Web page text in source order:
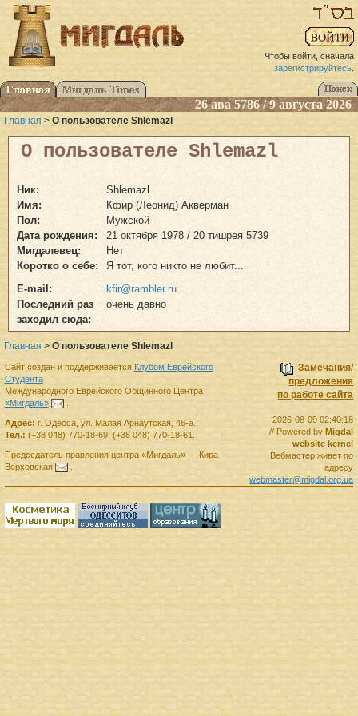
Чтобы войти, сначала
зарегистрируйтесь.
26 ава 5786 / 9 августа 2026
Главная > О пользователе Shlemazl
О пользователе Shlemazl
Ник:
Shlemazl
Имя:
Кфир (Леонид) Акверман
Пол:
Мужской
Дата рождения:
21 октября 1978 / 20 тишрея 5739
Мигдалевец:
Нет
Коротко о себе:
Я тот, кого никто не любит...
E-mail:
kfir@rambler.ru
Последний раз
заходил сюда:
очень давно
Главная > О пользователе Shlemazl
Замечания/
предложения
по работе сайта
2026-08-09 02:40:18
// Powered byMigdal
website kernel
Вебмастер живет по
адресу
webmaster@migdal.org.ua
Сайт создан и поддерживается Клубом Еврейского
Студента
Международного Еврейского Общинного Центра
«Мигдаль»
.
Адрес: г. Одесса, ул. Малая Арнаутская, 46-а.
Тел.: (+38 048) 770-18-69, (+38 048) 770-18-61
Председатель правленияцентра «Мигдаль»— Кира
Верховская
.